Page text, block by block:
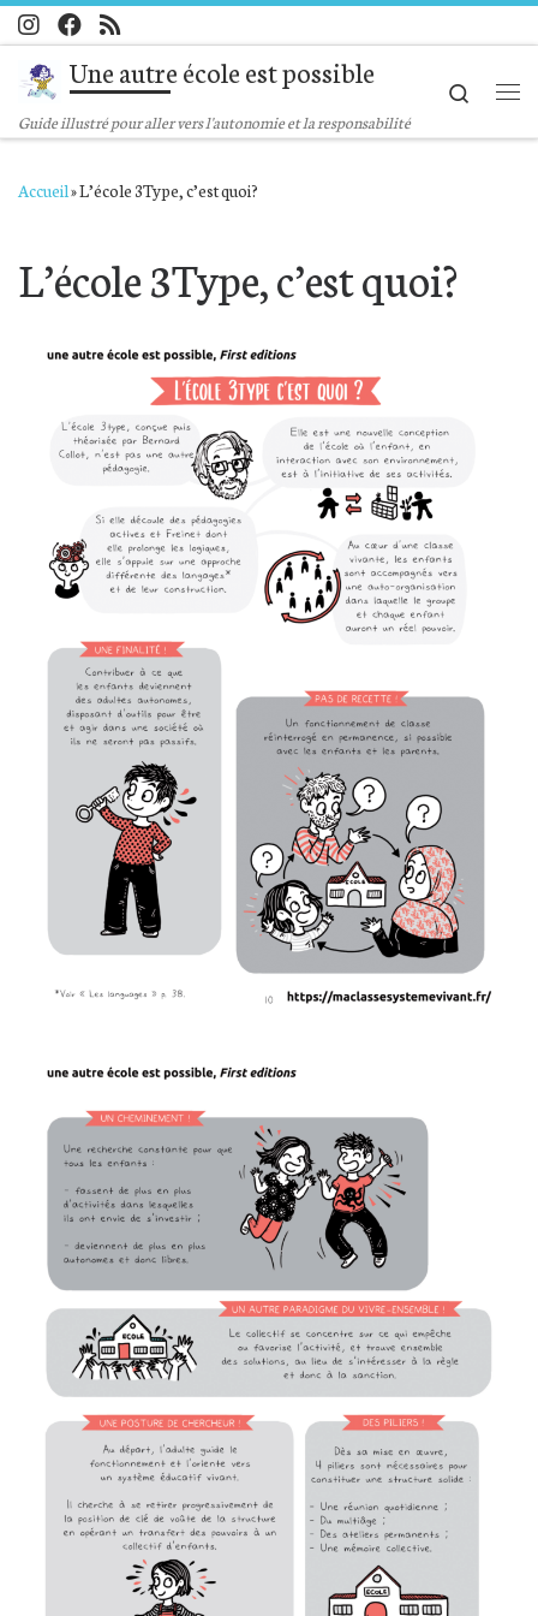
Passer au contenu
Une autre école est possible
Guide illustré pour aller vers l'autonomie et la responsabilité
Search
Accueil»L’école 3Type, c’est quoi?
L’école 3Type, c’est quoi?